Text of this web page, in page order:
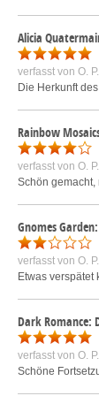
Alicia
verfasst von O. P.
Die Herkunft
Rainbow
verfasst von O. P.
Schön
Gnomes
verfasst von O. P.
Etwas
Dark Romance:
verfasst von O. P.
Schöne